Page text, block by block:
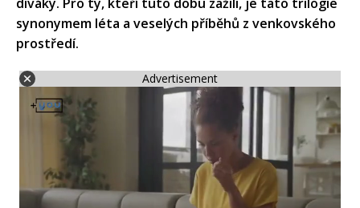
synonymem léta a veselých příběhů z venkovského
prostředí.
Advertisement